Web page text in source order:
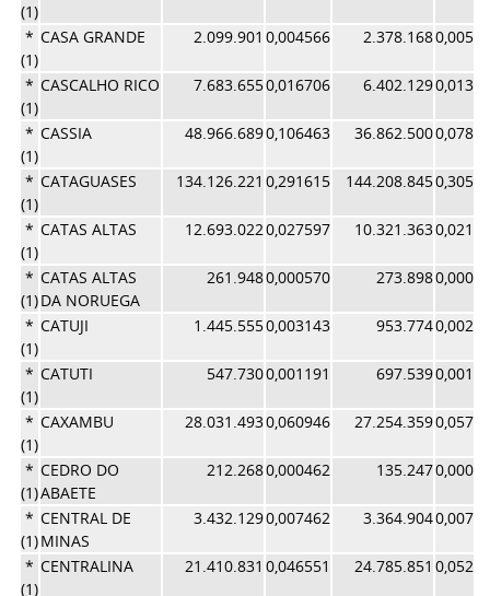
(1)
*
(1)
CASA GRANDE 2.099.901 0,004566 2.378.168
*
(1)
CASCALHO RICO 7.683.6550,016706 6.402.129
*
(1)
CASSIA 48.966.6890,106463 36.862.500
*
(1)
CATAGUASES 134.126.221 0,291615 144.208.845
*
(1)
CATAS ALTAS 12.693.0220,027597 10.321.363
*
(1)
CATAS ALTAS
DA NORUEGA
261.9480,000570 273.898
*
(1)
CATUJI 1.445.5550,003143 953.774
*
(1)
CATUTI 547.7300,001191 697.539
*
(1)
CAXAMBU 28.031.4930,060946 27.254.359
*
(1)
CEDRO DO
ABAETE
212.2680,000462 135.247
*
(1)
CENTRAL DE
MINAS
3.432.1290,007462 3.364.904
*
(1)
CENTRALINA 21.410.831 0,046551 24.785.851